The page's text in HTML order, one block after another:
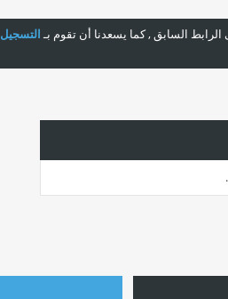
السابق , كما يسعدنا أن تقوم بـالتسجيل